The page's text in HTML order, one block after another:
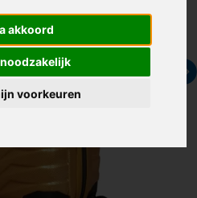
akkoord
voorkeuren